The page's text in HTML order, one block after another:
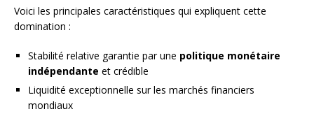
Voici les principales caractéristiques qui expliquent cette
domination :
Stabilité relative garantie par une politique monétaire
indépendante et crédible
Liquidité exceptionnelle sur les marchés financiers
mondiaux